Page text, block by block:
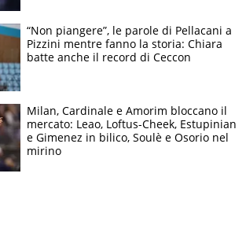
“Non piangere”, le parole di Pellacani a
Pizzini mentre fanno la storia: Chiara
batte anche il record di Ceccon
Milan, Cardinale e Amorim bloccano il
mercato: Leao, Loftus-Cheek, Estupinian
e Gimenez in bilico, Soulè e Osorio nel
mirino